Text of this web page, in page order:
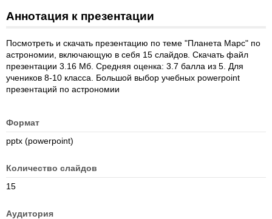
Аннотация к презентации
Посмотреть и скачать презентацию по теме "Планета Марс" по
астрономии, включающую в себя 15 слайдов. Скачать файл
презентации 3.16 Мб. Средняя оценка: 3.7 балла из 5. Для
учеников 8-10 класса. Большой выбор учебных powerpoint
презентаций по астрономии
Формат
pptx (powerpoint)
Количество слайдов
15
Аудитория